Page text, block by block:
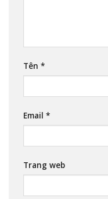
Tên *
Email *
Trang web